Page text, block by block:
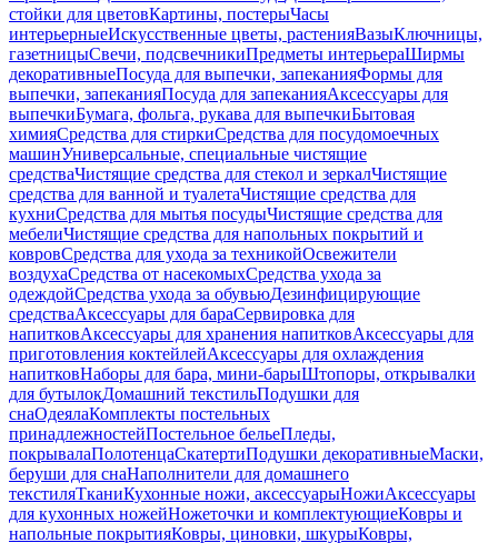
стойки для цветовКартины, постерыЧасы
интерьерныеИскусственные цветы, растенияВазыКлючницы,
газетницыСвечи, подсвечникиПредметы интерьераШирмы
декоративныеПосуда для выпечки, запеканияФормы для
выпечки, запеканияПосуда для запеканияАксессуары для
выпечкиБумага, фольга, рукава для выпечкиБытовая
химияСредства для стиркиСредства для посудомоечных
машинУниверсальные, специальные чистящие
средстваЧистящие средства для стекол и зеркалЧистящие
средства для ванной и туалетаЧистящие средства для
кухниСредства для мытья посудыЧистящие средства для
мебелиЧистящие средства для напольных покрытий и
ковровСредства для ухода за техникойОсвежители
воздухаСредства от насекомыхСредства ухода за
одеждойСредства ухода за обувьюДезинфицирующие
средстваАксессуары для бараСервировка для
напитковАксессуары для хранения напитковАксессуары для
приготовления коктейлейАксессуары для охлаждения
напитковНаборы для бара, мини-барыШтопоры, открывалки
для бутылокДомашний текстильПодушки для
снаОдеялаКомплекты постельных
принадлежностейПостельное бельеПледы,
покрывалаПолотенцаСкатертиПодушки декоративныеМаски,
беруши для снаНаполнители для домашнего
текстиляТканиКухонные ножи, аксессуарыНожиАксессуары
для кухонных ножейНожеточки и комплектующиеКовры и
напольные покрытияКовры, циновки, шкурыКовры,